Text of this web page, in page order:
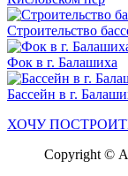
Строительство
Фок в г. Балашиха
Бассейн в г.
ХОЧУ
Copyright ©